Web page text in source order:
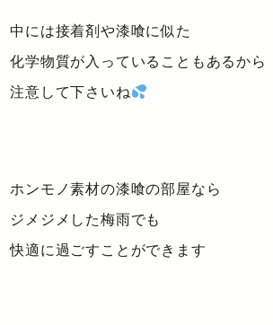
中には接着剤や漆喰に似た
化学物質が入っていることもあるから
注意して下さいね
ホンモノ素材の漆喰の部屋なら
ジメジメした梅雨でも
快適に過ごすことができます